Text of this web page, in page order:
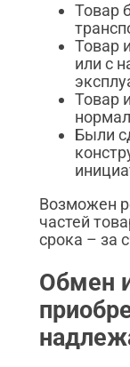
Товар
Товар
или с
Товар
Были
Возможен
частей
срока – за
Обмен